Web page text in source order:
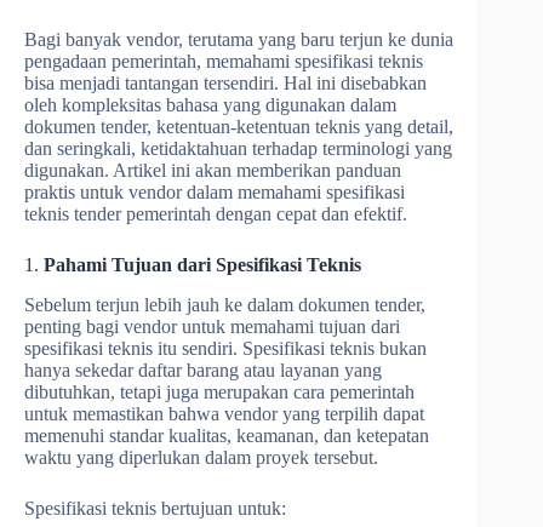
Bagi banyak vendor, terutama yang baru terjun ke dunia
pengadaan pemerintah, memahami spesifikasi teknis
bisa menjadi tantangan tersendiri. Hal ini disebabkan
oleh kompleksitas bahasa yang digunakan dalam
dokumen tender, ketentuan-ketentuan teknis yang detail,
dan seringkali, ketidaktahuan terhadap terminologi yang
digunakan. Artikel ini akan memberikan panduan
praktis untuk vendor dalam memahami spesifikasi
teknis tender pemerintah dengan cepat dan efektif.
1. Pahami Tujuan dari Spesifikasi Teknis
Sebelum terjun lebih jauh ke dalam dokumen tender,
penting bagi vendor untuk memahami tujuan dari
spesifikasi teknis itu sendiri. Spesifikasi teknis bukan
hanya sekedar daftar barang atau layanan yang
dibutuhkan, tetapi juga merupakan cara pemerintah
untuk memastikan bahwa vendor yang terpilih dapat
memenuhi standar kualitas, keamanan, dan ketepatan
waktu yang diperlukan dalam proyek tersebut.
Spesifikasi teknis bertujuan untuk: